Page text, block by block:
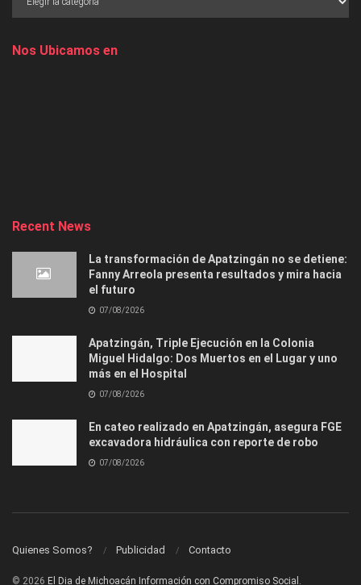
Nos Ubicamos en
Recent News
La transformación de Apatzingán no se detiene:
Fanny Arreola presenta resultados y mira hacia
el futuro
07/08/2026
Apatzingán, Triple Ejecución en la Colonia
Miguel Hidalgo: Dos Muertos en el Lugar y uno
más en el Hospital
07/08/2026
En cateo realizado en Apatzingán, asegura FGE
excavadora hidráulica con reporte de robo
07/08/2026
Quienes Somos? Publicidad Contacto
© 2026 El Dia de Michoacán Información con Compromiso Social.